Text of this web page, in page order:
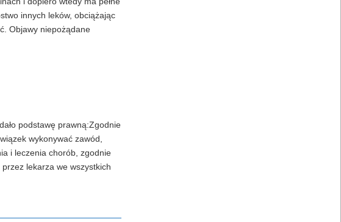
innych leków, obciążając
Objawy niepożądane
podstawę prawną:Zgodnie
wykonywać zawód,
i leczenia chorób, zgodnie
lekarza we wszystkich